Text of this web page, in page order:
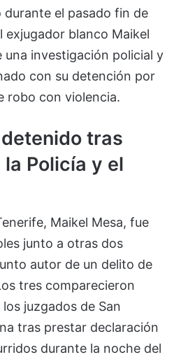
el pasado fin de
exjugador blanco Maikel
una investigación policial y
con su detención por
robo con violencia.
tras
Policía y el
Maikel Mesa, fue
junto a otras dos
autor de un delito de
tres comparecieron
juzgados de San
tras prestar declaración
durante la noche del